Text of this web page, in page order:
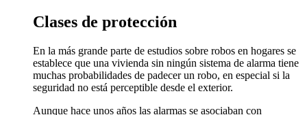
Clases de protección
En la más grande parte de estudios sobre robos en hogares se
establece que una vivienda sin ningún sistema de alarma tiene
muchas probabilidades de padecer un robo, en especial si la
seguridad no está perceptible desde el exterior.
Aunque hace unos años las alarmas se asociaban con